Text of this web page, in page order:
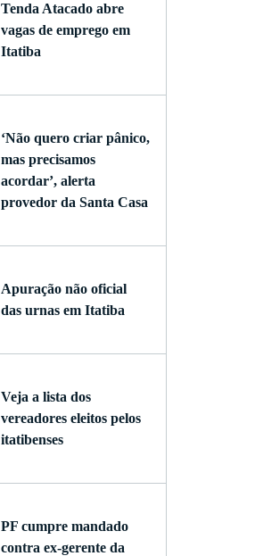
Tenda Atacado abre
vagas de emprego em
Itatiba
‘Não quero criar pânico,
mas precisamos
acordar’, alerta
provedor da Santa Casa
Apuração não oficial
das urnas em Itatiba
Veja a lista dos
vereadores eleitos pelos
itatibenses
PF cumpre mandado
contra ex-gerente da